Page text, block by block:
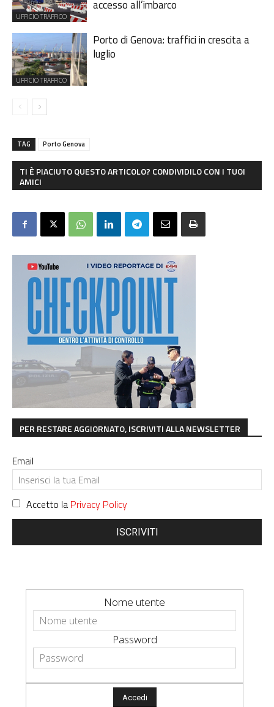
UFFICIO TRAFFICO
accesso all’imbarco
UFFICIO TRAFFICO
Porto di Genova: traffici in crescita a
luglio
TAG Porto Genova
TI È PIACIUTO QUESTO ARTICOLO? CONDIVIDILO CON I TUOI
AMICI
PER RESTARE AGGIORNATO, ISCRIVITI ALLA NEWSLETTER
Email
Accetto la Privacy Policy
ISCRIVITI
Nome utente
Password